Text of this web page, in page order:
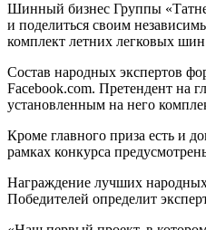
Шинный бизнес Группы
и поделиться своим
комплект летних легковых
Состав народных экспертов
Facebook.com. Претендент на
установленным на него
Кроме главного приза есть и
рамках конкурса
Награждение лучших
Победителей определит